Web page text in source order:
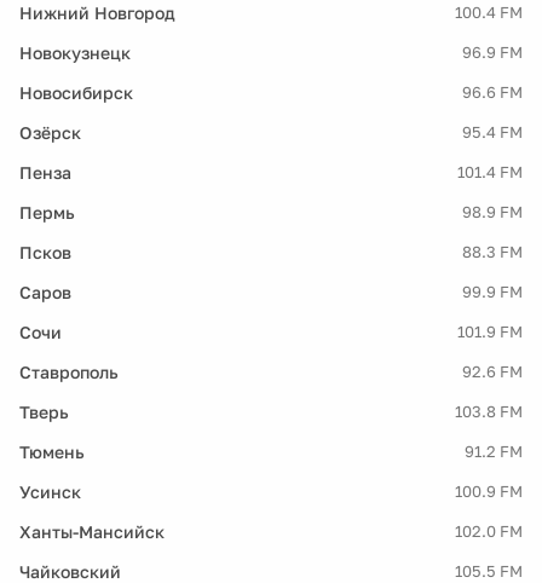
Нижний Новгород 100.4 FM
Новокузнецк 96.9 FM
Новосибирск 96.6 FM
Озёрск 95.4 FM
Пенза 101.4 FM
Пермь 98.9 FM
Псков 88.3 FM
Саров 99.9 FM
Сочи 101.9 FM
Ставрополь 92.6 FM
Тверь 103.8 FM
Тюмень 91.2 FM
Усинск 100.9 FM
Ханты-Мансийск 102.0 FM
Чайковский 105.5 FM